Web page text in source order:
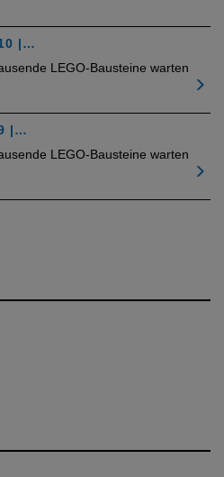
|…
LEGO-Bausteine warten
|…
LEGO-Bausteine warten